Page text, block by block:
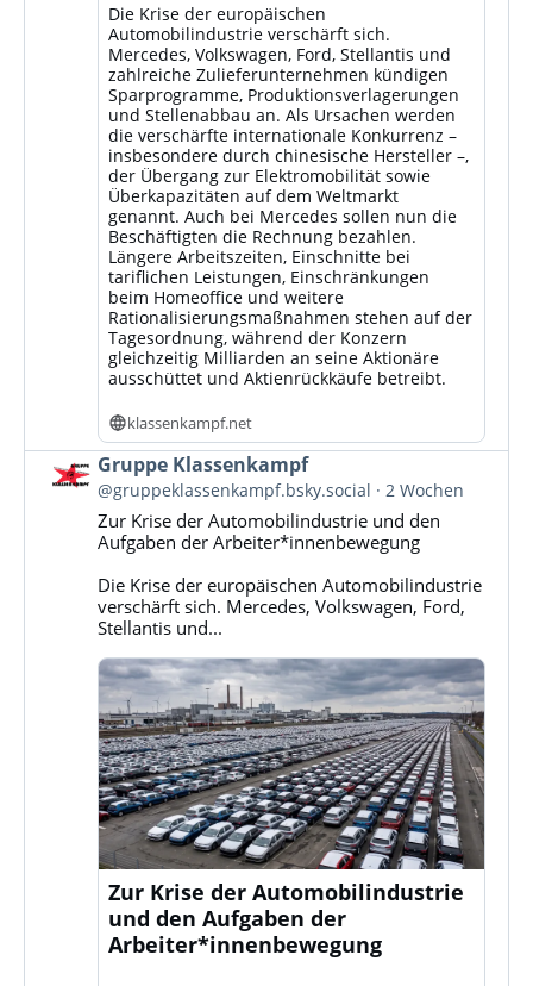
Die Krise der europäischen
Automobilindustrie verschärft sich.
Mercedes, Volkswagen, Ford, Stellantis und
zahlreiche Zulieferunternehmen kündigen
Sparprogramme, Produktionsverlagerungen
und Stellenabbau an. Als Ursachen werden
die verschärfte internationale Konkurrenz –
insbesondere durch chinesische Hersteller –,
der Übergang zur Elektromobilität sowie
Überkapazitäten auf dem Weltmarkt
genannt. Auch bei Mercedes sollen nun die
Beschäftigten die Rechnung bezahlen.
Längere Arbeitszeiten, Einschnitte bei
tariflichen Leistungen, Einschränkungen
beim Homeoffice und weitere
Rationalisierungsmaßnahmen stehen auf der
Tagesordnung, während der Konzern
gleichzeitig Milliarden an seine Aktionäre
ausschüttet und Aktienrückkäufe betreibt.
klassenkampf.net
Beitrag
von
Gruppe
Klassenkampf
Bluesky
ansehen
Gruppe Klassenkampf
@gruppeklassenkampf.bsky.social 2 Wochen
Zur Krise der Automobilindustrie und den
Aufgaben der Arbeiter*innenbewegung
Die Krise der europäischen Automobilindustrie
verschärft sich. Mercedes, Volkswagen, Ford,
Stellantis und...
Zur Krise der Automobilindustrie
und den Aufgaben der
Arbeiter*innenbewegung